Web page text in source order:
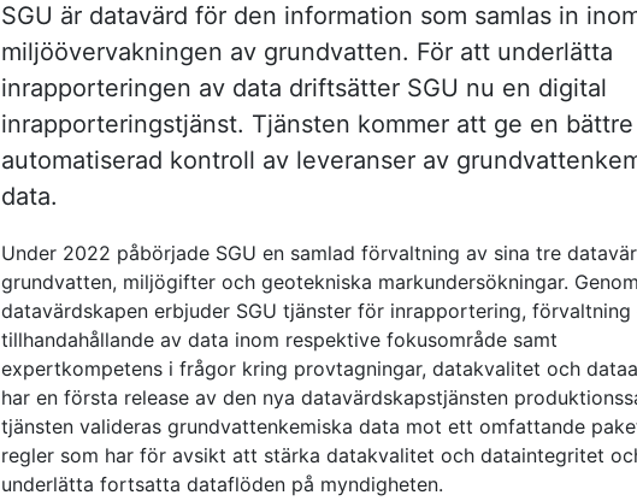
SGU är datavärd för den information som samlas in
miljöövervakningen av grundvatten. För att underlätta
inrapporteringen av data driftsätter SGU nu en digital
inrapporteringstjänst. Tjänsten kommer att ge en
automatiserad kontroll av leveranser av
data.
Under 2022 påbörjade SGU en samlad förvaltning av sina tre
grundvatten, miljögifter och geotekniska markundersökningar. Genom
datavärdskapen erbjuder SGU tjänster för inrapportering, förvaltning
tillhandahållande av data inom respektive fokusområde samt
expertkompetens i frågor kring provtagningar, datakvalitet och
har en första release av den nya datavärdskapstjänsten
tjänsten valideras grundvattenkemiska data mot ett omfattande
regler som har för avsikt att stärka datakvalitet och dataintegritet
underlätta fortsatta dataflöden på myndigheten.